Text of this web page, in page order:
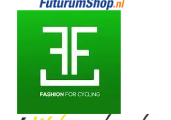
SPORT
MAXIM
TRAINING
CIRKEL